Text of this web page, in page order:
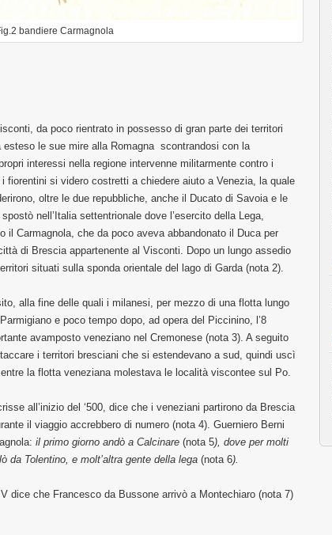
bandiere Carmagnola
da poco rientrato in possesso di gran parte dei territori
le sue mire alla Romagna scontrandosi con la
interessi nella regione intervenne militarmente contro i
fiorentini si videro costretti a chiedere aiuto a Venezia, la quale
oltre le due repubbliche, anche il Ducato di Savoia e le
nell’Italia settentrionale dove l’esercito della Lega,
il Carmagnola, che da poco aveva abbandonato il Duca per
di Brescia appartenente al Visconti. Dopo un lungo assedio
situati sulla sponda orientale del lago di Garda (nota 2).
alla fine delle quali i milanesi, per mezzo di una flotta lungo
e poco tempo dopo, ad opera del Piccinino, l’8
avamposto veneziano nel Cremonese (nota 3). A seguito
i territori bresciani che si estendevano a sud, quindi uscì
la flotta veneziana molestava le località viscontee sul Po.
all’inizio del ‘500, dice che i veneziani partirono da Brescia
il viaggio accrebbero di numero (nota 4). Guerniero Berni
il primo giorno andò a Calcinare (nota 5), dove per molti
da Tolentino, e molt’altra gente della lega (nota 6).
dice che Francesco da Bussone arrivò a Montechiaro (nota 7)